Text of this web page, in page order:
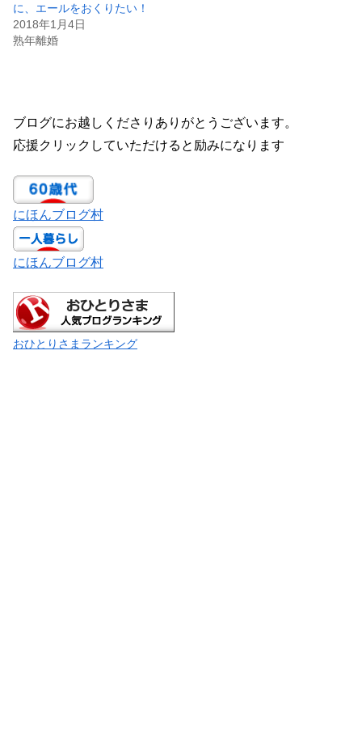
に、エールをおくりたい！
2018年1月4日
熟年離婚
ブログにお越しくださりありがとうございます。
応援クリックしていただけると励みになります
にほんブログ村
にほんブログ村
おひとりさまランキング